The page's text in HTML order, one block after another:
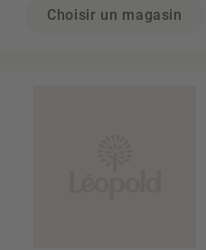
Choisir un magasin